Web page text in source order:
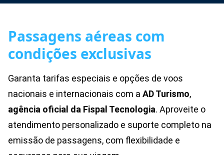
Passagens aéreas com
condições exclusivas
Garanta tarifas especiais e opções de voos
nacionais e internacionais com a AD Turismo,
agência oficial da Fispal Tecnologia. Aproveite o
atendimento personalizado e suporte completo na
emissão de passagens, com flexibilidade e